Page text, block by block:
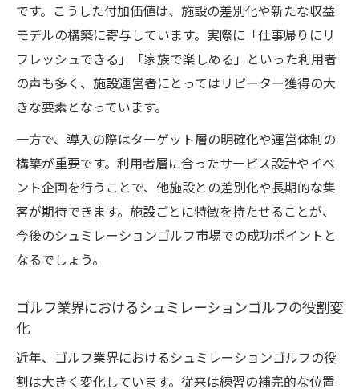
です。こうした付加価値は、施設の差別化や新たな収益
モデルの構築に寄与しています。実際に「仕事帰りにリ
フレッシュできる」「家族で楽しめる」といった利用者
の声も多く、施設運営者にとってはリピーター獲得の大
きな要素となっています。
一方で、導入の際はターゲット層の明確化や運営体制の
構築が重要です。利用者層に合ったサービス設計やイベ
ント企画を行うことで、他施設との差別化や長期的な集
客が期待できます。施設ごとに特徴を持たせることが、
今後のシュミレーションゴルフ市場での成功ポイントと
なるでしょう。
ゴルフ業界におけるシュミレーションゴルフの役割変
化
近年、ゴルフ業界におけるシュミレーションゴルフの役
割は大きく変化しています。従来は練習の補完的な位置